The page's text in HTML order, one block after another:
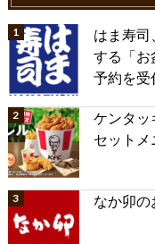
はま寿
する「お
予約を受
ケンタ
セットメ
なか卯